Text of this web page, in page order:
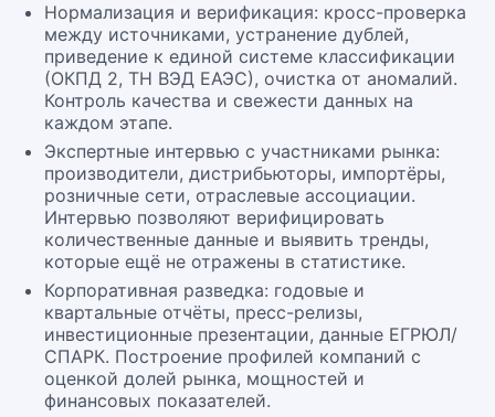
Нормализация и верификация: кросс-проверка
между источниками, устранение дублей,
приведение к единой системе классификации
(ОКПД 2, ТН ВЭД ЕАЭС), очистка от аномалий.
Контроль качества и свежести данных на
каждом этапе.
Экспертные интервью с участниками рынка:
производители, дистрибьюторы, импортёры,
розничные сети, отраслевые ассоциации.
Интервью позволяют верифицировать
количественные данные и выявить тренды,
которые ещё не отражены в статистике.
Корпоративная разведка: годовые и
квартальные отчёты, пресс-релизы,
инвестиционные презентации, данные ЕГРЮЛ/
СПАРК. Построение профилей компаний с
оценкой долей рынка, мощностей и
финансовых показателей.